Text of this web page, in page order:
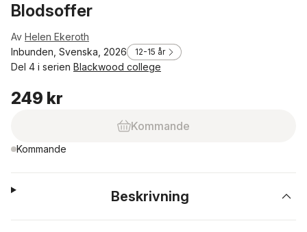
Blodsoffer
Av Helen Ekeroth
Inbunden, Svenska, 2026
12-15 år
Del 4 i serien Blackwood college
249 kr
Kommande
Kommande
Beskrivning